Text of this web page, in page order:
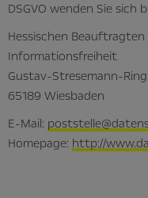
DSGVO wenden Sie sich
Hessischen
Informationsfreiheit
Gustav-Stresemann-Ring
65189 Wiesbaden
E-Mail:
Homepage: http://